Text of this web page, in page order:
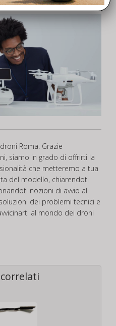
Roma. Grazie
siamo in grado di offrirti la
che metteremo a tua
del modello, chiarendoti
nozioni di avvio al
dei problemi tecnici e
al mondo dei droni